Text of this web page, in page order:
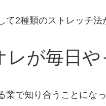
2種類のストレッチ法
が毎日や
業で知り合うことにな